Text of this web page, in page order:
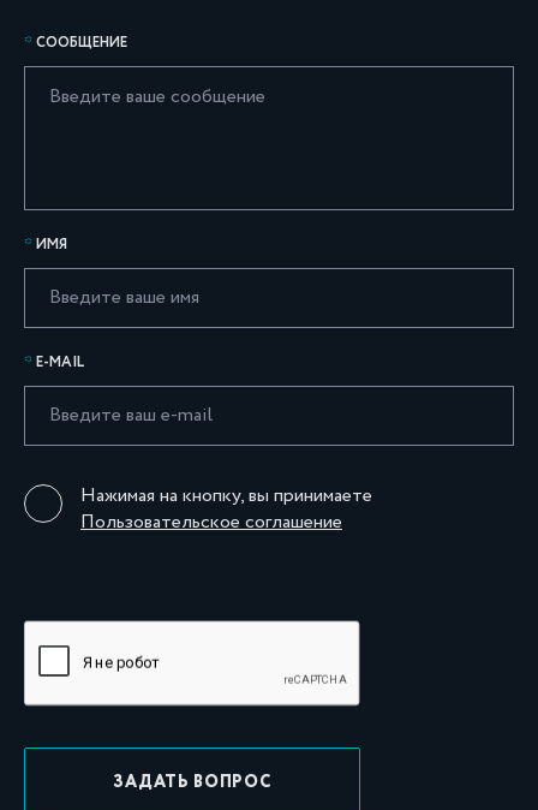
СООБЩЕНИЕ
ИМЯ
ЗАДАТЬ ВОПРОС
E-MAIL
Нажимая на кнопку, вы принимаете
Пользовательское соглашение